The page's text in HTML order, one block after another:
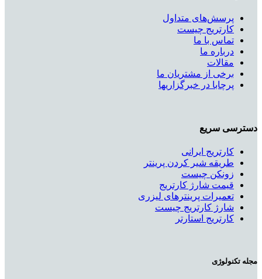
پرسش‌های متداول
کارتریج چیست
تماس با ما
درباره ما
مقالات
برخی از مشتریان ما
پرچابا در خبرگزاریها
دسترسی سریع
کارتریج ایرانی
طریقه شیر کردن پرینتر
زونکن چیست
قیمت شارژ کارتریج
تعمیرات پرینترهای لیزری
شارژ کارتریج چیست
کارتریج استارتر
مجله تکنولوژی